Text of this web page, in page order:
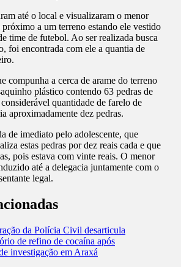
até o local e visualizaram o menor
a um terreno estando ele vestido
time de futebol. Ao ser realizada busca
foi encontrada com ele a quantia de
compunha a cerca de arame do terreno
plástico contendo 63 pedras de
quantidade de farelo de
aproximadamente dez pedras.
de imediato pelo adolescente, que
estas pedras por dez reais cada e que
pois estava com vinte reais. O menor
até a delegacia juntamente com o
legal.